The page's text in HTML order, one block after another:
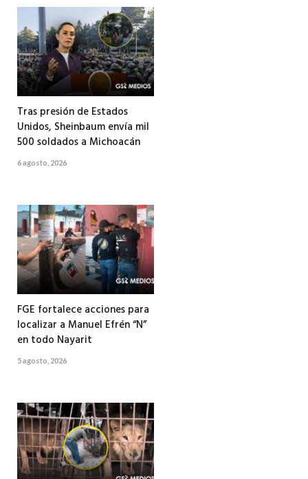
Tras presión de Estados
Unidos, Sheinbaum envía mil
500 soldados a Michoacán
6 agosto, 2026
FGE fortalece acciones para
localizar a Manuel Efrén “N”
en todo Nayarit
5 agosto, 2026